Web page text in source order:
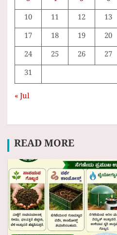
10
11 12 13
17
18 19 20
24
25 26 27
31
« Jul
READ MORE